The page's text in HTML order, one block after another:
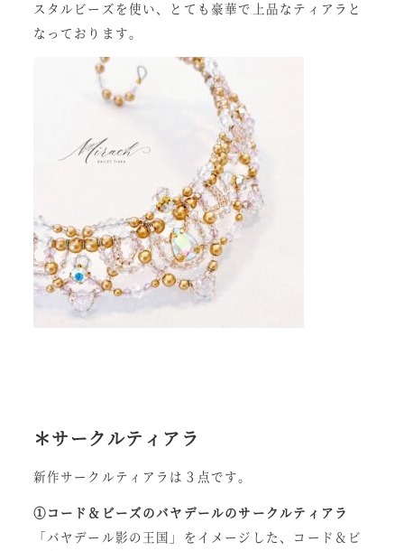
スタルビーズを使い、とても豪華で上品なティアラと
なっております。
＊サークルティアラ
新作サークルティアラは３点です。
①コード＆ビーズのバヤデールのサークルティアラ
「バヤデール影の王国」をイメージした、コード＆ビ